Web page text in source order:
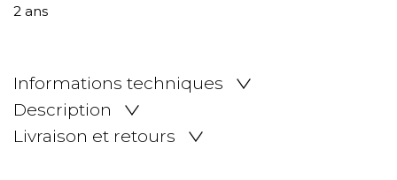
Informations techniques
Description
Livraison et retours